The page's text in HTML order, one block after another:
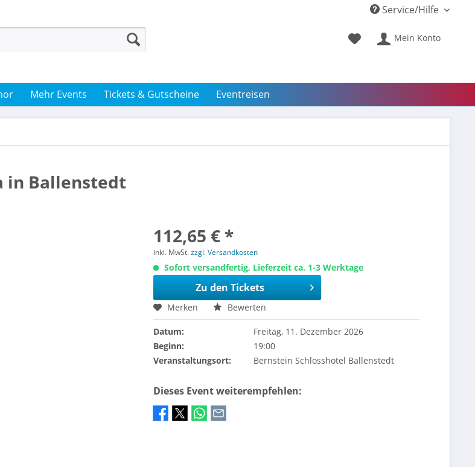
Service/Hilfe
Mein Konto
Mehr Events Tickets & Gutscheine Eventreisen
in Ballenstedt
112,65 € *
inkl. MwSt.zzgl. Versandkosten
Sofort versandfertig, Lieferzeit ca. 1-3 Werktage
Zu den Tickets
Merken Bewerten
Datum:
Freitag, 11. Dezember 2026
Beginn:
19:00
Veranstaltungsort:
Bernstein Schlosshotel Ballenstedt
Dieses Event weiterempfehlen: